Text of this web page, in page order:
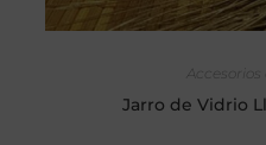
Accesorios
Jarro de Vidrio